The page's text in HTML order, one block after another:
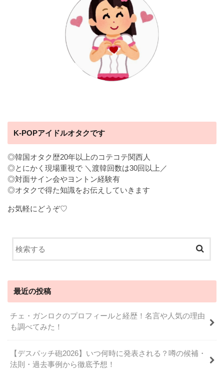
K-POPアイドルオタクです
◎韓国オタク歴20年以上のコテコテ関西人
◎とにかく現場重視で ＼渡韓回数は30回以上／
◎対面サイン会やヨントン経験有
◎オタクで得た知識をお伝えしていきます
お気軽にどうぞ♡
最近の投稿
チェ・ガンロクのプロフィールと経歴！名言や人気の理由
も調べてみた！
【デスパッチ砲2026】いつ何時に発表される？噂の候補・
法則・過去事例から徹底予想！